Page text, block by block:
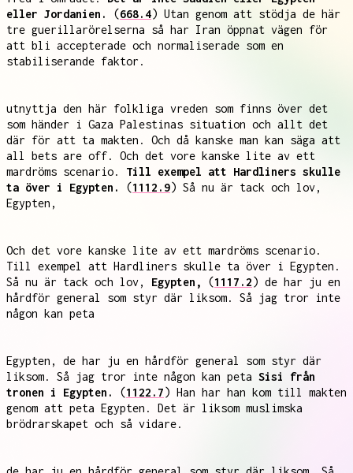
eller Jordanien.
(668.4) Utan genom att stödja de här
tre guerillarörelserna så har Iran öppnat vägen för
att bli accepterade och normaliserade som en
stabiliserande faktor.
utnyttja den här folkliga vreden som finns över det
som händer i Gaza Palestinas situation och allt det
där för att ta makten. Och då kanske man kan säga att
all bets are off. Och det vore kanske lite av ett
mardröms scenario. Till exempel att Hardliners skulle
ta över i Egypten.
(1112.9) Så nu är tack och lov,
Egypten,
Och det vore kanske lite av ett mardröms scenario.
Till exempel att Hardliners skulle ta över i Egypten.
Så nu är tack och lov, Egypten, (1117.2) de har ju en
hårdför general som styr där liksom. Så jag tror inte
någon kan peta
Egypten, de har ju en hårdför general som styr där
liksom. Så jag tror inte någon kan peta Sisi från
tronen i Egypten.
(1122.7) Han har han kom till makten
genom att peta Egypten. Det är liksom muslimska
brödrarskapet och så vidare.